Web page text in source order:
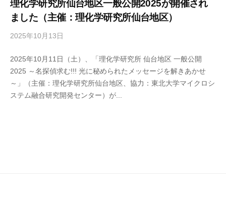
理化学研究所仙台地区一般公開2025が開催され
ました（主催：理化学研究所仙台地区）
2025年10月13日
m
i
c
r
2025年10月11日（土）、「理化学研究所 仙台地区 一般公開
2025 ～名探偵求む!!! 光に秘められたメッセージを解きあかせ
～」（主催：理化学研究所仙台地区、協力：東北大学マイクロシ
ステム融合研究開発センター）が...